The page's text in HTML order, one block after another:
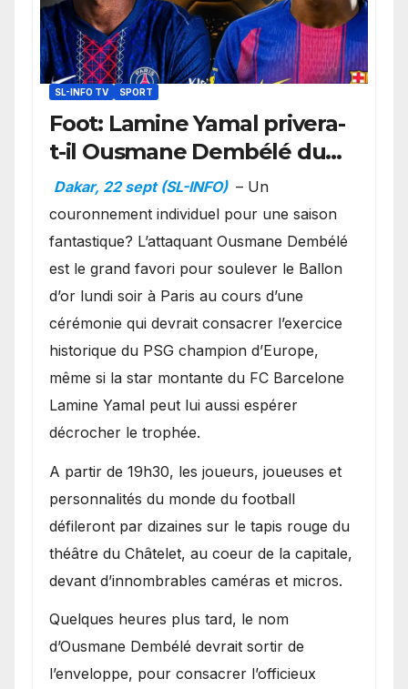
SL-INFO TV SPORT
Foot: Lamine Yamal privera-
t-il Ousmane Dembélé du
Ballon d’or ?
Dakar, 22 sept (SL-INFO) – Un
couronnement individuel pour une saison
fantastique? L’attaquant Ousmane Dembélé
est le grand favori pour soulever le Ballon
d’or lundi soir à Paris au cours d’une
cérémonie qui devrait consacrer l’exercice
historique du PSG champion d’Europe,
même si la star montante du FC Barcelone
Lamine Yamal peut lui aussi espérer
décrocher le trophée.
A partir de 19h30, les joueurs, joueuses et
personnalités du monde du football
défileront par dizaines sur le tapis rouge du
théâtre du Châtelet, au coeur de la capitale,
devant d’innombrables caméras et micros.
Quelques heures plus tard, le nom
d’Ousmane Dembélé devrait sortir de
l’enveloppe, pour consacrer l’officieux